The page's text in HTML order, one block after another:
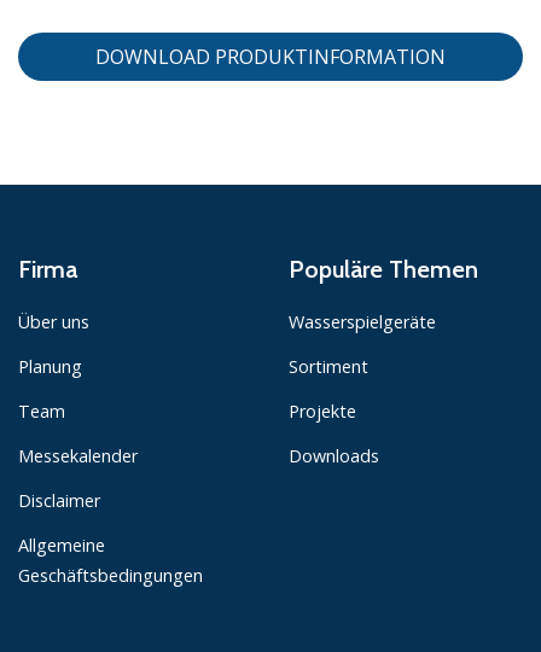
DOWNLOAD PRODUKTINFORMATION
Firma
Über uns
Planung
Team
Messekalender
Disclaimer
Allgemeine
Geschäftsbedingungen
Populäre Themen
Wasserspielgeräte
Sortiment
Projekte
Downloads